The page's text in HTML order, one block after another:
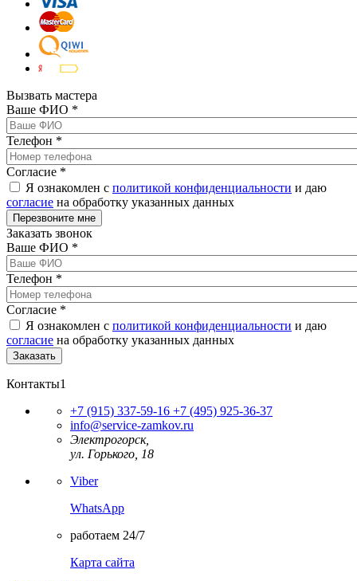
Вызвать мастера
Ваше ФИО *
Телефон *
Согласие *
Я ознакомлен с политикой конфиденциальности и даю
согласие на обработку указанных данных
Заказать звонок
Ваше ФИО *
Телефон *
Согласие *
Я ознакомлен с политикой конфиденциальности и даю
согласие на обработку указанных данных
Контакты1
+7 (915) 337-59-16 +7 (495) 925-36-37
info@service-zamkov.ru
Электрогорск,
ул. Горького, 18
Viber
WhatsApp
работаем 24/7
Карта сайта